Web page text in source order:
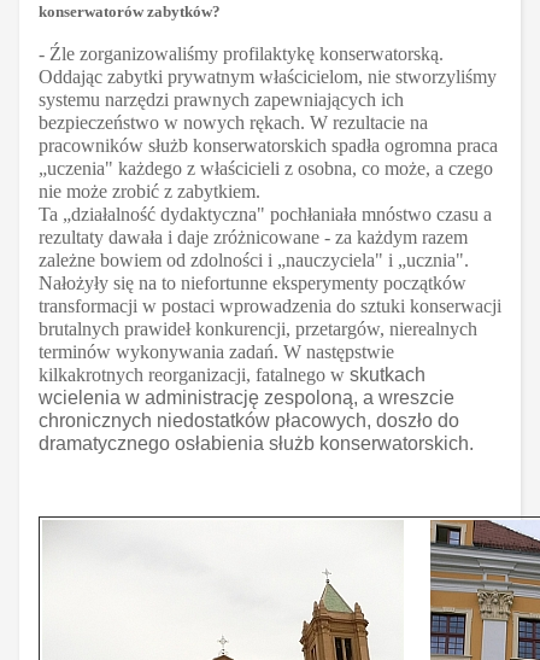
konserwatorów zabytków?
- Źle zorganizowaliśmy profilaktykę konserwatorską.
Oddając zabytki prywatnym właścicielom, nie stworzyliśmy
systemu narzędzi prawnych zapewniających ich
bezpieczeństwo w nowych rękach. W rezultacie na
pracowników służb konserwatorskich spadła ogromna praca
„uczenia" każdego z właścicieli z osobna, co może, a czego
nie może zrobić z zabytkiem.
Ta „działalność dydaktyczna" pochłaniała mnóstwo czasu a
rezultaty dawała i daje zróżnicowane - za każdym razem
zależne bowiem od zdolności i „nauczyciela" i „ucznia".
Nałożyły się na to niefortunne eksperymenty początków
transformacji w postaci wprowadzenia do sztuki konserwacji
brutalnych prawideł konkurencji, przetargów, nierealnych
terminów wykonywania zadań. W następstwie
kilkakrotnych reorganizacji, fatalnego w skutkach
wcielenia w administrację zespoloną, a wreszcie
chronicznych niedostatków płacowych, doszło do
dramatycznego osłabienia służb konserwatorskich.